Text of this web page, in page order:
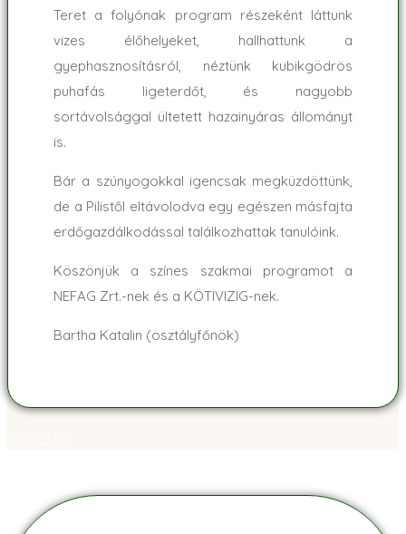
Teret a folyónak program részeként láttunk
vizes élőhelyeket, hallhattunk a
gyephasznosításról, néztünk kubikgödrös
puhafás ligeterdőt, és nagyobb
sortávolsággal ültetett hazainyáras állományt
is.
Bár a szúnyogokkal igencsak megküzdöttünk,
de a Pilistől eltávolodva egy egészen másfajta
erdőgazdálkodással találkozhattak tanulóink.
Köszönjük a színes szakmai programot a
NEFAG Zrt.-nek és a KÖTIVIZIG-nek.
Bartha Katalin (osztályfőnök)